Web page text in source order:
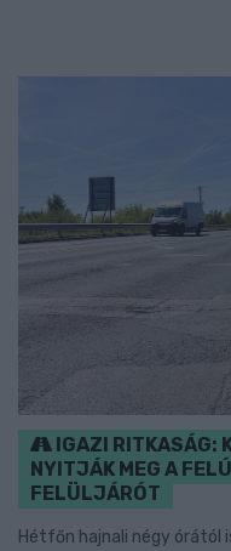
IGAZI RITKASÁG:
NYITJÁK MEG A
FELÜLJÁRÓT
Hétfőn hajnali négy órától